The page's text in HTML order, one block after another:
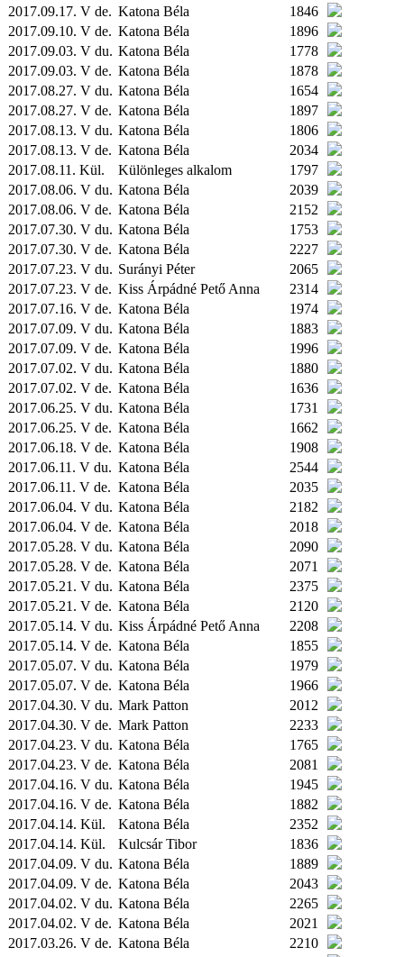
2017.09.17. V de. Katona Béla
1846
2017.09.10. V de. Katona Béla
1896
2017.09.03. V du. Katona Béla
1778
2017.09.03. V de. Katona Béla
1878
2017.08.27. V du. Katona Béla
1654
2017.08.27. V de. Katona Béla
1897
2017.08.13. V du. Katona Béla
1806
2017.08.13. V de. Katona Béla
2034
2017.08.11. Kül. Különleges alkalom
1797
2017.08.06. V du. Katona Béla
2039
2017.08.06. V de. Katona Béla
2152
2017.07.30. V du. Katona Béla
1753
2017.07.30. V de. Katona Béla
2227
2017.07.23. V du. Surányi Péter
2065
2017.07.23. V de. Kiss Árpádné Pető Anna
2314
2017.07.16. V de. Katona Béla
1974
2017.07.09. V du. Katona Béla
1883
2017.07.09. V de. Katona Béla
1996
2017.07.02. V du. Katona Béla
1880
2017.07.02. V de. Katona Béla
1636
2017.06.25. V du. Katona Béla
1731
2017.06.25. V de. Katona Béla
1662
2017.06.18. V de. Katona Béla
1908
2017.06.11. V du. Katona Béla
2544
2017.06.11. V de. Katona Béla
2035
2017.06.04. V du. Katona Béla
2182
2017.06.04. V de. Katona Béla
2018
2017.05.28. V du. Katona Béla
2090
2017.05.28. V de. Katona Béla
2071
2017.05.21. V du. Katona Béla
2375
2017.05.21. V de. Katona Béla
2120
2017.05.14. V du. Kiss Árpádné Pető Anna
2208
2017.05.14. V de. Katona Béla
1855
2017.05.07. V du. Katona Béla
1979
2017.05.07. V de. Katona Béla
1966
2017.04.30. V du. Mark Patton
2012
2017.04.30. V de. Mark Patton
2233
2017.04.23. V du. Katona Béla
1765
2017.04.23. V de. Katona Béla
2081
2017.04.16. V du. Katona Béla
1945
2017.04.16. V de. Katona Béla
1882
2017.04.14. Kül. Katona Béla
2352
2017.04.14. Kül. Kulcsár Tibor
1836
2017.04.09. V du. Katona Béla
1889
2017.04.09. V de. Katona Béla
2043
2017.04.02. V du. Katona Béla
2265
2017.04.02. V de. Katona Béla
2021
2017.03.26. V de. Katona Béla
2210